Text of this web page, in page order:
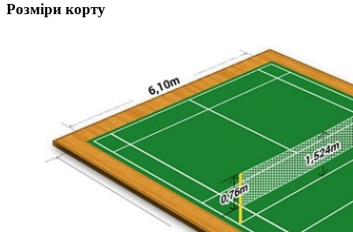
Розміри корту